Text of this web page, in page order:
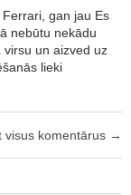
gan jau Es
nebūtu nekādu
un aizved uz
lieki
visus komentārus →